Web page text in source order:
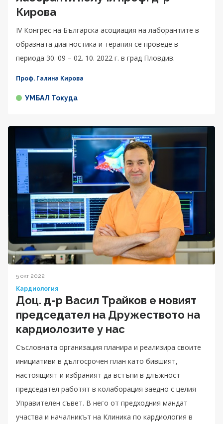
Кирова
IV Конгрес на Българска асоциация на лаборантите в
образната диагностика и терапия се проведе в
периода 30. 09 – 02. 10. 2022 г. в град Пловдив.
Проф. Галина Кирова
УМБАЛ Токуда
5 окт 2022
Кардиология
Доц. д-р Васил Трайков е новият
председател на Дружеството на
кардиолозите у нас
Съсловната организация планира и реализира своите
инициативи в дългосрочен план като бившият,
настоящият и избраният да встъпи в длъжност
председател работят в колаборация заедно с целия
Управителен съвет. В него от предходния мандат
участва и началникът на Клиника по кардиология в